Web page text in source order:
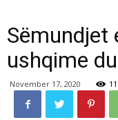
Sëmundjet
ushqime
November 17, 2020